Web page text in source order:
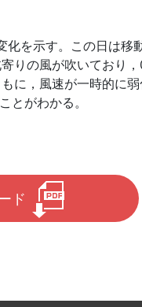
を示す。この日は移
りの風が吹いており
に，風速が一時的に
とがわかる。
ド